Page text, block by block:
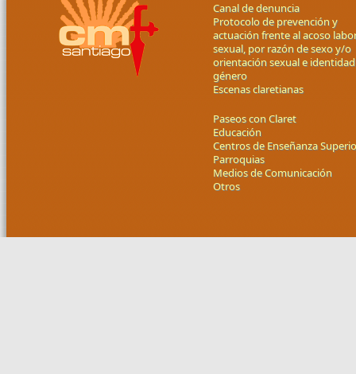
Canal de denuncia
Protocolo de prevención y
actuación frente al acoso
sexual, por razón de sexo y/o
orientación sexual e
género
Escenas claretianas
Paseos con Claret
Educación
Centros de Enseñanza
Parroquias
Medios de Comunicación
Otros